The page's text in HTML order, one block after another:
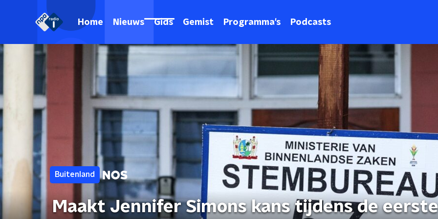
Home Nieuws Gids Gemist Programma's Podcasts
Buitenland
Maakt Jennifer Simons kans tijdens de eerste